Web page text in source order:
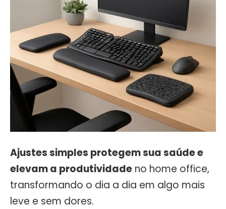
Ajustes simples protegem sua saúde e
elevam a produtividade no home office,
transformando o dia a dia em algo mais
leve e sem dores.